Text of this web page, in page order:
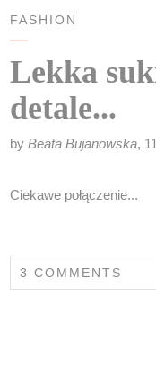
FASHION
Lekka
detale...
byBeata Bujanowska,
Ciekawe połączenie...
3 COMMENTS